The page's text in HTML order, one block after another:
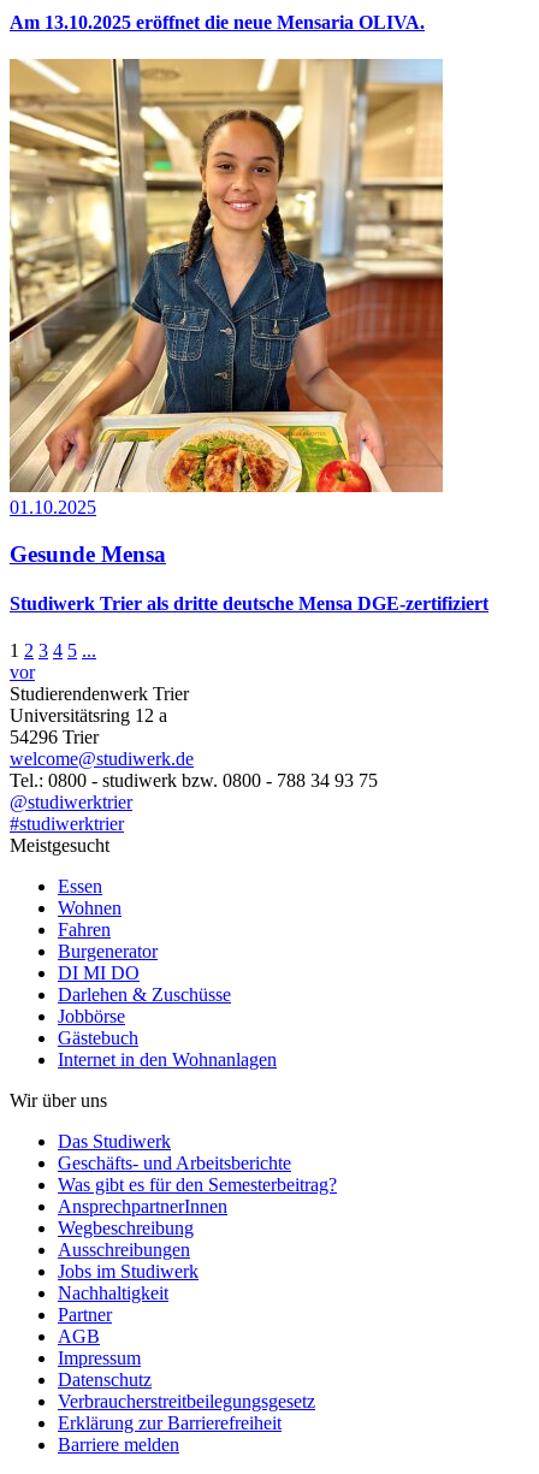
Am 13.10.2025 eröffnet die neue Mensaria OLIVA.
01.10.2025
Gesunde Mensa
Studiwerk Trier als dritte deutsche Mensa DGE-zertifiziert
1 2 3 4 5 ...
vor
Studierendenwerk Trier
Universitätsring 12 a
54296 Trier
welcome@studiwerk.de
Tel.: 0800 - studiwerk bzw. 0800 - 788 34 93 75
@studiwerktrier
#studiwerktrier
Meistgesucht
Essen
Wohnen
Fahren
Burgenerator
DI MI DO
Darlehen & Zuschüsse
Jobbörse
Gästebuch
Internet in den Wohnanlagen
Wir über uns
Das Studiwerk
Geschäfts- und Arbeitsberichte
Was gibt es für den Semesterbeitrag?
AnsprechpartnerInnen
Wegbeschreibung
Ausschreibungen
Jobs im Studiwerk
Nachhaltigkeit
Partner
AGB
Impressum
Datenschutz
Verbraucherstreitbeilegungsgesetz
Erklärung zur Barrierefreiheit
Barriere melden